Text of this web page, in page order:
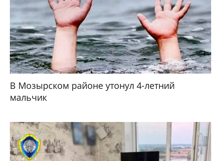
В Мозырском районе утонул 4-летний
мальчик